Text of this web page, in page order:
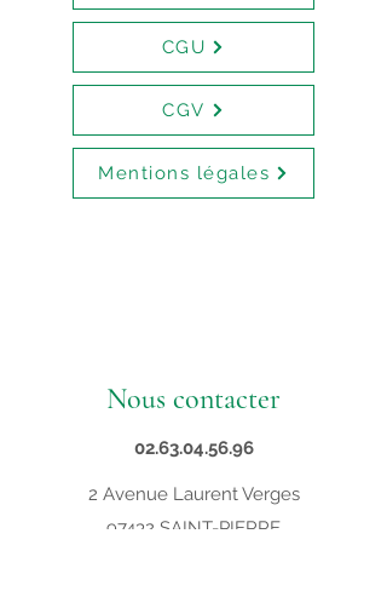
CGU
CGV
Mentions légales
Nous contacter
02.63.04.56.96
2 Avenue Laurent Verges
97432 SAINT-PIERRE